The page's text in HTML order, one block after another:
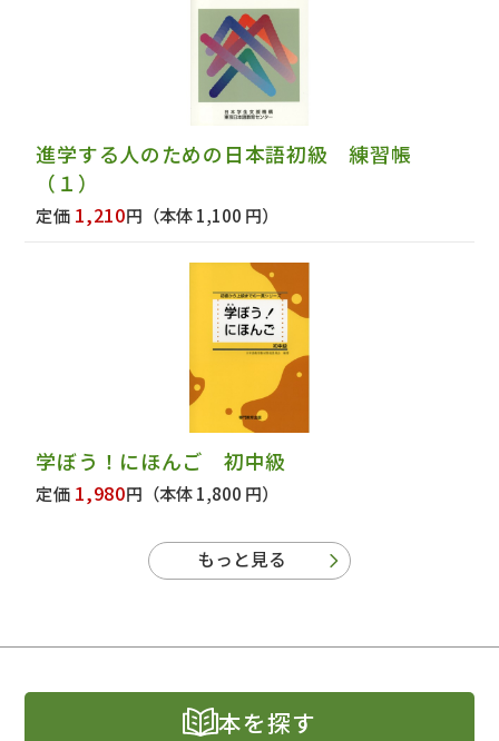
進学する人のための日本語初級 練習帳
（１）
定価 1,210円 （本体 1,100 円）
学ぼう！にほんご 初中級
定価 1,980円 （本体 1,800 円）
もっと見る
本を探す